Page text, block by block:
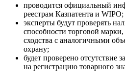
проводится официальный
реестрам Казпатента и WIPO;
эксперты будут проверять
способности торговой марки,
сходства с аналогичными
охрану;
будет проверено отсутствие
на регистрацию товарного